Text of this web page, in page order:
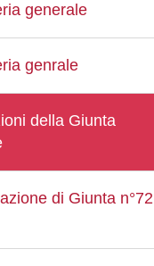
generale
genrale
della Giunta
di Giunta n°72